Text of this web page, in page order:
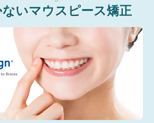
いマウスピース矯正